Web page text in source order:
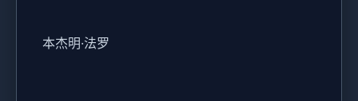
本杰明·法罗